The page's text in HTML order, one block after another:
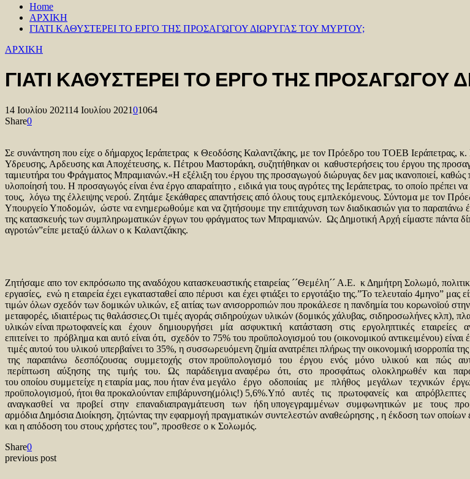
Home
ΑΡΧΙΚΗ
ΓΙΑΤΙ ΚΑΘΥΣΤΕΡΕΙ ΤΟ ΕΡΓΟ ΤΗΣ ΠΡΟΣΑΓΩΓΟΥ ΔΙΩΡΥΓΑΣ ΤΟΥ ΜΥΡΤΟΥ;
ΑΡΧΙΚΗ
ΓΙΑΤΙ ΚΑΘΥΣΤΕΡΕΙ ΤΟ ΕΡΓΟ ΤΗΣ ΠΡΟΣΑΓΩΓΟΥ
14 Ιουλίου 202114 Ιουλίου 202101064
Share0
Σε συνάντηση που είχε ο δήμαρχος Ιεράπετρας κ Θεοδόσης Καλαντζάκης, με τον Πρόεδρο του ΤΟΕΒ
Υδρευσης, Αρδευσης και Αποχέτευσης, κ. Πέτρου Μαστοράκη, συζητήθηκαν οι καθυστερήσεις του έργου της
ταμιευτήρα του Φράγματος Μπραμιανών.«Η εξέλιξη του έργου της προσαγωγού διώρυγας δεν μας ικανοποιεί, καθώς
υλοποίησή του. Η προσαγωγός είναι ένα έργο απαραίτητο , ειδικά για τους αγρότες της Ιεράπετρας, το οποίο
τους, λόγω της έλλειψης νερού. Ζητάμε ξεκάθαρες απαντήσεις από όλους τους εμπλεκόμενους. Σύντομα με
Υπουργείο Υποδομών, ώστε να ενημερωθούμε και να ζητήσουμε την επιτάχυνση των διαδικασιών για το παραπάνω
της κατασκευής των συμπληρωματικών έργων του φράγματος των Μπραμιανών. Ως Δημοτική Αρχή είμαστε πάντα
αγροτών”είπε μεταξύ άλλων ο κ Καλαντζάκης.
Ζητήσαμε απο τον εκπρόσωπο της αναδόχου κατασκευαστικής εταιρείας ˊˊΘεμέληˊˊ Α.Ε. κ Δημήτρη Σολωμό,
εργασίες, ενώ η εταιρεία έχει εγκατασταθεί απο πέρυσι και έχει φτιάξει το εργοτάξιο της.”Το τελευταίο 4μηνο”
τιμών όλων σχεδόν των δομικών υλικών, εξ αιτίας των ανισορροπιών που προκάλεσε η πανδημία του κορωνοϊού
μεταφορές, ιδιαιτέρως τις θαλάσσιες.Οι τιμές αγοράς σιδηρούχων υλικών (δομικός χάλυβας, σιδηροσωλήνες
υλικών είναι πρωτοφανείς και έχουν δημιουργήσει μία ασφυκτική κατάσταση στις εργοληπτικές εταιρείες
επιτείνει το πρόβλημα και αυτό είναι ότι, σχεδόν το 75% του προϋπολογισμού του (οικονομικού
τιμές αυτού του υλικού υπερβαίνει το 35%, η συσσωρευόμενη ζημία ανατρέπει πλήρως την οικονομική ισορροπία
της παραπάνω δεσπόζουσας συμμετοχής στον προϋπολογισμό του έργου ενός μόνο υλικού και πώς
περίπτωση αύξησης της τιμής του. Ως παράδειγμα αναφέρω ότι, στο προσφάτως ολοκληρωθέν και
του οποίου συμμετείχε η εταιρία μας, που ήταν ένα μεγάλο έργο οδοποιίας με πλήθος μεγάλων τεχνικών
προϋπολογισμού, ήτοι θα προκαλούνταν επιβάρυνση(μόλις!) 5,6%.Υπό αυτές τις πρωτοφανείς και
αναγκασθεί να προβεί στην επαναδιαπραγμάτευση των ήδη υπογεγραμμένων συμφωνητικών με τους
αρμόδια Δημόσια Διοίκηση, ζητώντας την εφαρμογή πραγματικών συντελεστών αναθεώρησης , η έκδοση των
και η απόδοση του στους χρήστες του”, προσθεσε ο κ Σολωμός.
Share0
previous post